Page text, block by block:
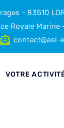
- 83510
Royale
contact@asi-
VOTRE